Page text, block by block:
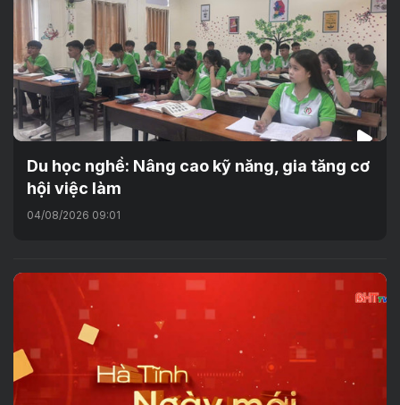
Du học nghề: Nâng cao kỹ năng, gia tăng cơ
hội việc làm
04/08/2026 09:01